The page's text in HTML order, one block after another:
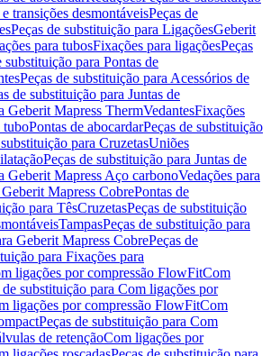
transições desmontáveisPeças de
Peças de substituição para LigaçõesGeberit
para tubosFixações para ligaçõesPeças
substituição para Pontas de
Peças de substituição para Acessórios de
de substituição para Juntas de
Geberit Mapress ThermVedantesFixações
tuboPontas de abocardarPeças de substituição
para CruzetasUniões
Peças de substituição para Juntas de
Geberit Mapress Aço carbonoVedações para
Mapress CobrePontas de
para TêsCruzetasPeças de substituição
TampasPeças de substituição para
Geberit Mapress CobrePeças de
para Fixações para
ligações por compressão FlowFitCom
de substituição para Com ligações por
ligações por compressão FlowFitCom
Peças de substituição para Com
de retençãoCom ligações por